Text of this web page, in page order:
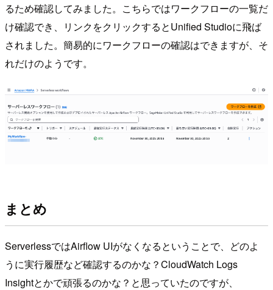
るため確認してみました。こちらではワークフローの一覧だ
け確認でき、リンクをクリックするとUnified Studioに飛ば
されました。簡易的にワークフローの確認はできますが、そ
れだけのようです。
まとめ
ServerlessではAirflow UIがなくなるということで、どのよ
うに実行履歴など確認するのかな？CloudWatch Logs
Insightとかで頑張るのかな？と思っていたのですが、